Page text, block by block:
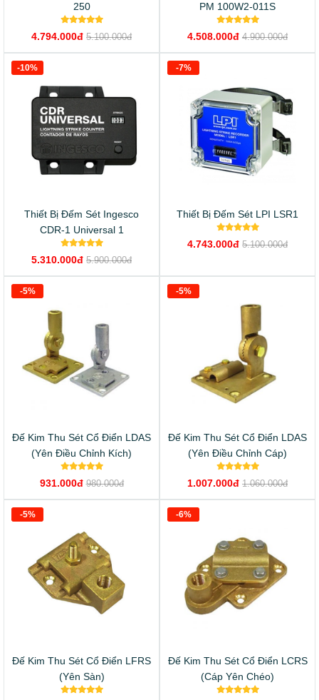
250
4.794.000đ 5.100.000đ
PM 100W2-011S
4.508.000đ 4.900.000đ
Thiết Bị Đếm Sét Ingesco
CDR-1 Universal 1
5.310.000đ 5.900.000đ
-10%
Thiết Bị Đếm Sét LPI LSR1
4.743.000đ 5.100.000đ
-7%
Đế Kim Thu Sét Cổ Điển LDAS
(Yên Điều Chỉnh Kích)
931.000đ 980.000đ
-5%
Đế Kim Thu Sét Cổ Điển LDAS
(Yên Điều Chỉnh Cáp)
1.007.000đ 1.060.000đ
-5%
Đế Kim Thu Sét Cổ Điển LFRS
(Yên Sàn)
-5%
Đế Kim Thu Sét Cổ Điển LCRS
(Cáp Yên Chéo)
-6%